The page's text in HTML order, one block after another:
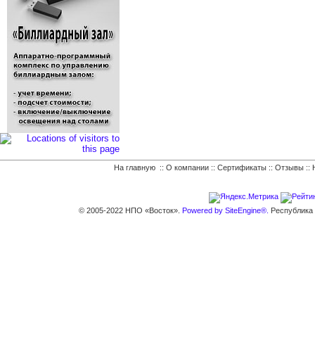
На главную :: О компании :: Сертификаты :: Отзывы ::
© 2005-2022 НПО «Восток». Powered by SiteEngine®.